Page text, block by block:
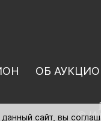
ОБ
©
сайт, вы